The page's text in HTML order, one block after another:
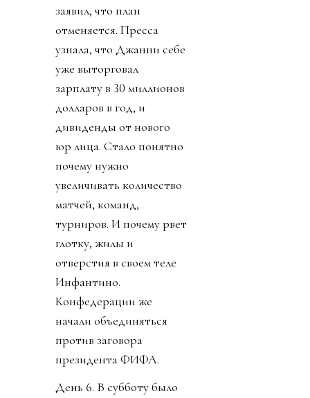
заявил, что план
отменяется. Пресса
узнала, что Джанни себе
уже выторговал
зарплату в 30 миллионов
долларов в год, и
дивиденды от нового
юр лица. Стало понятно
почему нужно
увеличивать количество
матчей, команд,
турниров. И почему рвет
глотку, жилы и
отверстия в своем теле
Инфантино.
Конфедерации же
начали объединяться
против заговора
президента ФИФА.
День 6. В субботу было